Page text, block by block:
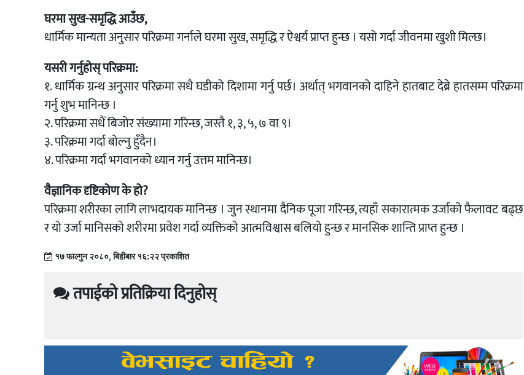
घरमा सुख-समृद्धि आउँछ,
धार्मिक मान्यता अनुसार परिक्रमा गर्नाले घरमा सुख, समृद्धि र ऐश्वर्य प्राप्त हुन्छ । यसो गर्दा जीवनमा खुशी मिल्छ।
यसरी गर्नुहोस् परिक्रमा:
१. धार्मिक ग्रन्थ अनुसार परिक्रमा सधै घडीको दिशामा गर्नु पर्छ। अर्थात् भगवानको दाहिने हातबाट देब्रे हातसम्म परिक्रमा
गर्नु शुभ मानिन्छ ।
२. परिक्रमा सधैं बिजोर संख्यामा गरिन्छ, जस्तै १, ३, ५, ७ वा ९।
३. परिक्रमा गर्दा बोल्नु हुँदैन।
४. परिक्रमा गर्दा भगवानको ध्यान गर्नु उत्तम मानिन्छ।
वैज्ञानिक दृष्टिकोण के हो?
परिक्रमा शरीरका लागि लाभदायक मानिन्छ । जुन स्थानमा दैनिक पूजा गरिन्छ, त्यहाँ सकारात्मक उर्जाको फैलावट बढ्छ
र यो उर्जा मानिसको शरीरमा प्रवेश गर्दा व्यक्तिको आत्मविश्वास बलियो हुन्छ र मानसिक शान्ति प्राप्त हुन्छ ।
१७ फाल्गुन २०८०, बिहीबार १६:२२ प्रकाशित
तपाईको प्रतिक्रिया दिनुहोस्